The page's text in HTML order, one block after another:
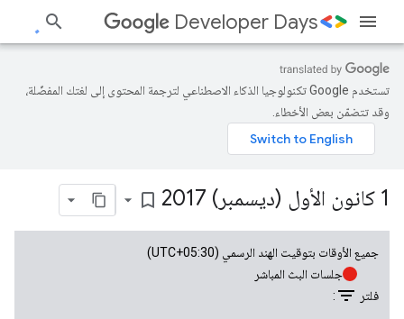
Developer Days
تستخدم Google تكنولوجيا الذكاء الاصطناعي لترجمة المحتوى إلى لغتك المفضّلة،
وقد تتضمّن بعض الأخطاء.
1 كانون الأول (ديسمبر) 2017 bookmark_border
جميع الأوقات بتوقيت الهند الرسمي (UTC+05:30)
جلسات البث المباشر
فلتر filter_list
: